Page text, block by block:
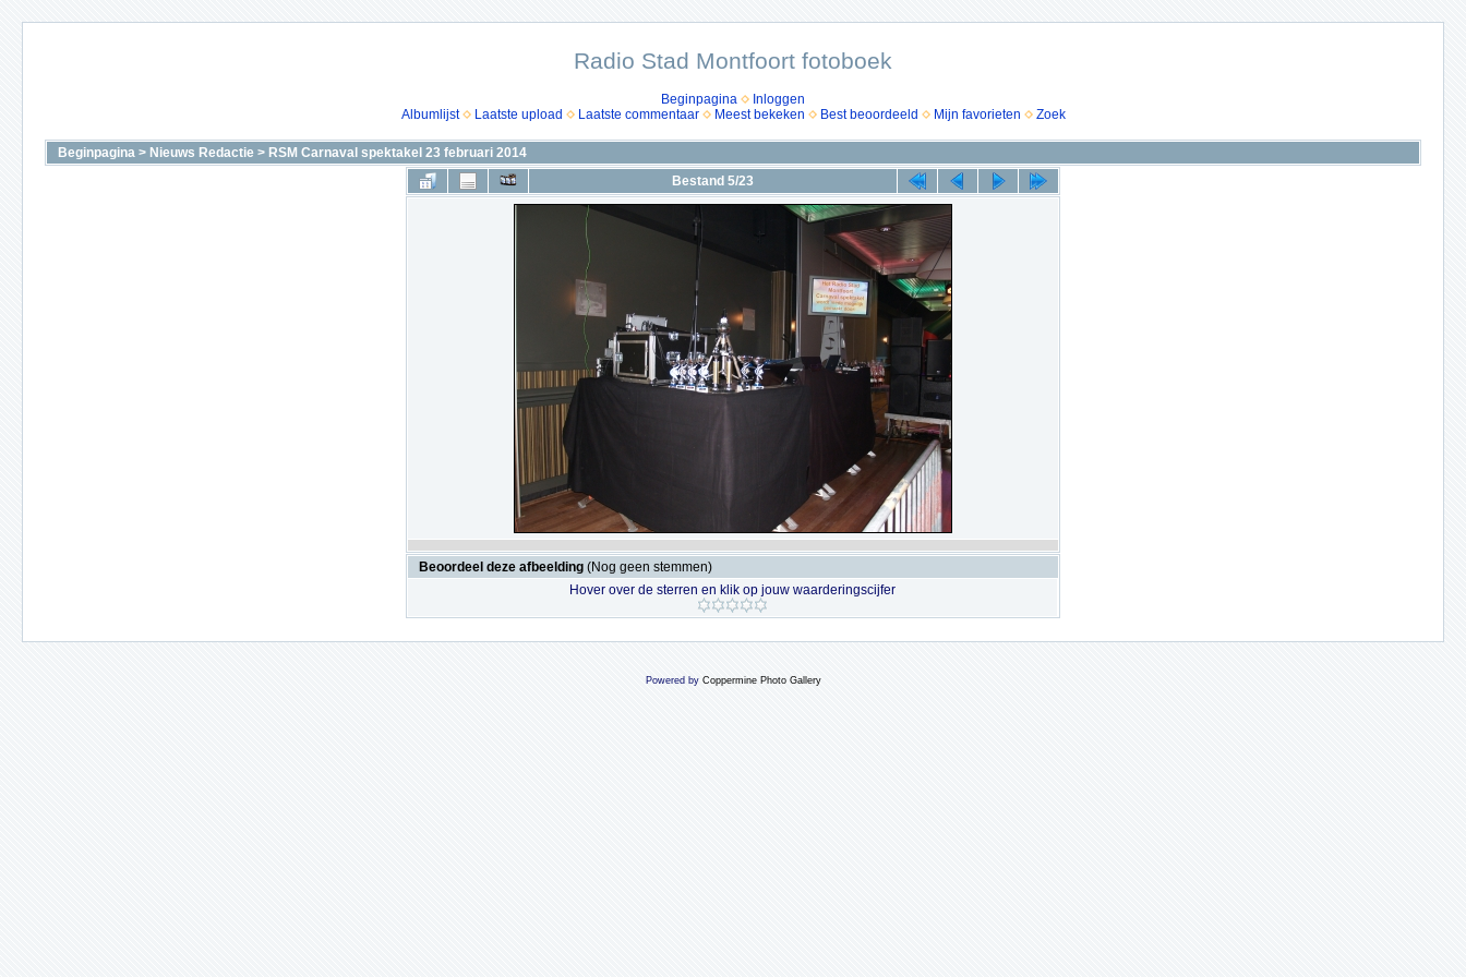
Radio Stad Montfoort fotoboek
Beginpagina
Inloggen
Albumlijst
Laatste upload Laatste commentaar Meest bekeken Best beoordeeld Mijn favorieten Zoek
Beginpagina > Nieuws Redactie > RSM Carnaval spektakel 23 februari 2014
Bestand 5/23
Beoordeel deze afbeelding (Nog geen stemmen)
Hover over de sterren en klik op jouw waarderingscijfer
Powered by Coppermine Photo Gallery